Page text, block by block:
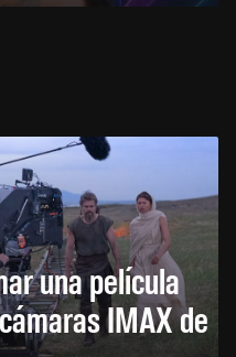
una película
IMAX de